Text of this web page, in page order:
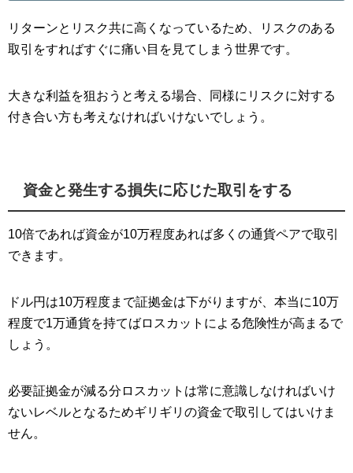
リターンとリスク共に高くなっているため、リスクのある
取引をすればすぐに痛い目を見てしまう世界です。
大きな利益を狙おうと考える場合、同様にリスクに対する
付き合い方も考えなければいけないでしょう。
資金と発生する損失に応じた取引をする
10倍であれば資金が10万程度あれば多くの通貨ペアで取引
できます。
ドル円は10万程度まで証拠金は下がりますが、本当に10万
程度で1万通貨を持てばロスカットによる危険性が高まるで
しょう。
必要証拠金が減る分ロスカットは常に意識しなければいけ
ないレベルとなるためギリギリの資金で取引してはいけま
せん。